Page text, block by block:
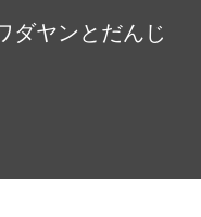
ダヤンとだんじ